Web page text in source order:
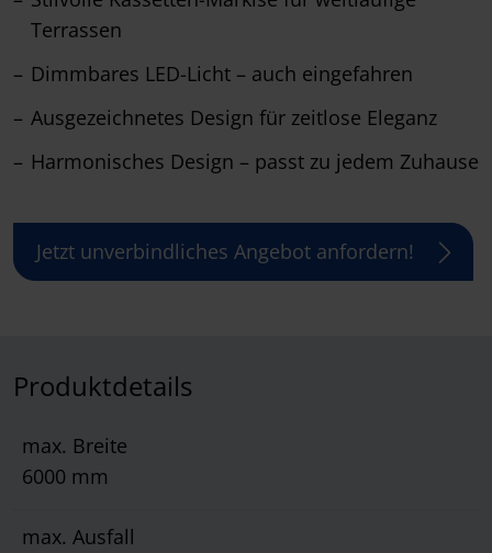
Terrassen
Dimmbares LED-Licht – auch eingefahren
Ausgezeichnetes Design für zeitlose Eleganz
Harmonisches Design – passt zu jedem Zuhause
Jetzt unverbindliches Angebot anfordern!
Produktdetails
max. Breite
6000 mm
max. Ausfall